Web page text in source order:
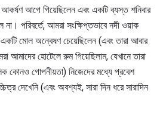
আকর্ষণ আগে গিয়েছিলেন এবং একটি ব্যস্ত শনিবার
না। পরিবর্তে, আমরা সংক্ষিপ্তভাবে নদী ওয়াক
একটি মোল অন্বেষণ চেয়েছিলেন (এবং তারা আবার
হোটেলে রুম গিয়েছিলাম, যেখানে তারা
কোনও গোপনীয়তা) নিজেদের মধ্যে প্রবেশ
দেখেনি (এবং অবশ্যই, সারা দিন ধরে সারাদিন